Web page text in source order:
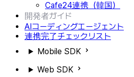
Cafe24連携（韓国）
開発者ガイド
AIコーディングエージェント
連携完了チェックリスト
Mobile SDK
Web SDK